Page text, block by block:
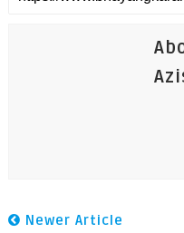
Newer Article